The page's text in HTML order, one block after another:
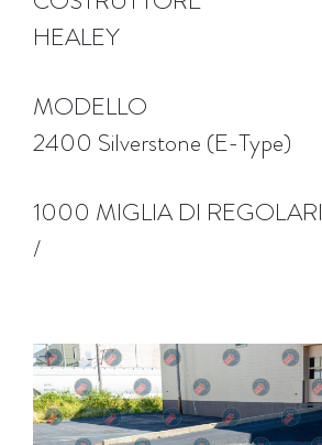
HEALEY
MODELLO
2400 Silverstone (E-Type)
1000 MIGLIA DI
/